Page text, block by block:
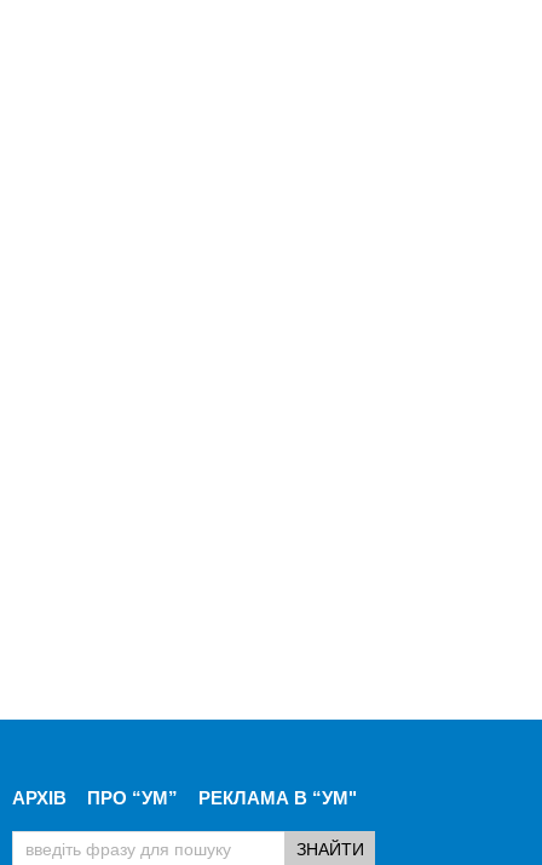
АРХІВ ПРО “УМ” РЕКЛАМА В “УМ"